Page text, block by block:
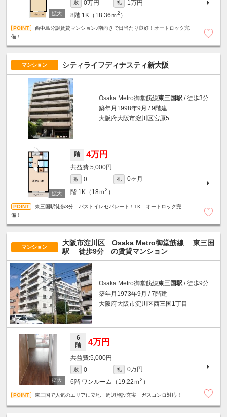
敷 0万円 礼
1万円
8階 1K（18.36ｍ2 ）
西中島分譲賃貸マンション♪南向きで日当たり良好！オートロック完
備！
マンション シティライフディナスティ新大阪
Osaka Metro御堂筋線東三国駅 / 徒歩3分
築年月1998年9月 / 9階建
大阪府大阪市淀川区宮原5
階 4万円
5,000円
敷 0 礼
0ヶ月
階 1K（18ｍ2 ）
東三国駅徒歩3分 バストイレセパレート！1K オートロック完
備！
マンション
大阪市淀川区 Osaka Metro御堂筋線
東三国
駅
徒歩9分 の賃貸マンション
Osaka Metro御堂筋線東三国駅 / 徒歩9分
築年月1973年9月 / 7階建
大阪府大阪市淀川区西三国1丁目
6
階
4万円
5,000円
敷 0 礼
0万円
6階 ワンルーム（19.22ｍ2 ）
東三国で人気のエリアに立地 周辺施設充実 ガスコンロ対応！